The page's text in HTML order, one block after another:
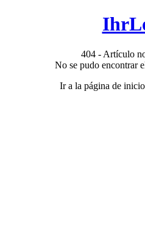
404 - Artículo
No se pudo encontrar
Ir a la página de